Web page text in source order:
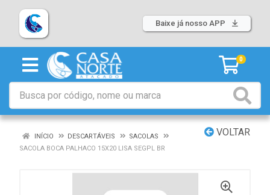
Baixe já nosso APP
0
VOLTAR
INÍCIO DESCARTÁVEIS
SACOLAS
SACOLA BOCA PALHACO 15X20 LISA SEGPL BR